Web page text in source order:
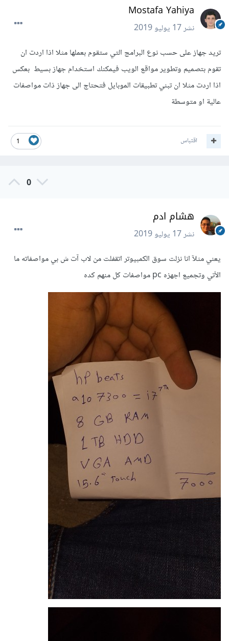
Mostafa Yahiya
نشر17 يوليو 2019
تريد جهاز على حسب نوع البرامج التي ستقوم بعملها مثلا اذا اردت ان
تقوم بتصميم وتطوير مواقع الويب فيمكنك استخدام جهاز بسيط بعكس
اذا اردت مثلا ان تبني تطبيقات الموبايل فتحتاج الى جهاز ذات مواصفات
عالية او متوسطة
1 اقتباس
0
هشام ادم
نشر17 يوليو 2019
يعني مثلآ انا نزلت سوق الكمبيوتر اتقفلت من لاب آت ش بي مواصفاته ما
الأتي وتجميع اجهزه pc مواصفات كل منهم كده